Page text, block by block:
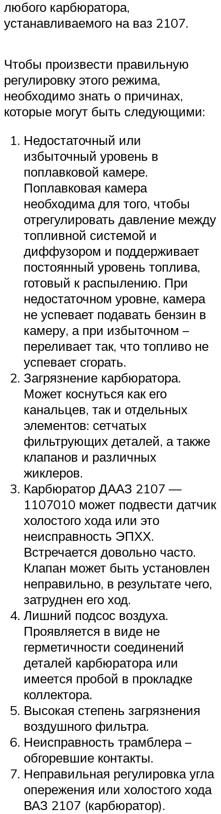
любого карбюратора,
устанавливаемого на ваз 2107.
Чтобы произвести правильную
регулировку этого режима,
необходимо знать о причинах,
которые могут быть следующими:
Недостаточный или
избыточный уровень в
поплавковой камере.
Поплавковая камера
необходима для того, чтобы
отрегулировать давление между
топливной системой и
диффузором и поддерживает
постоянный уровень топлива,
готовый к распылению. При
недостаточном уровне, камера
не успевает подавать бензин в
камеру, а при избыточном –
переливает так, что топливо не
успевает сгорать.
Загрязнение карбюратора.
Может коснуться как его
канальцев, так и отдельных
элементов: сетчатых
фильтрующих деталей, а также
клапанов и различных
жиклеров.
Карбюратор ДААЗ 2107 —
1107010 может подвести датчик
холостого хода или это
неисправность ЭПХХ.
Встречается довольно часто.
Клапан может быть установлен
неправильно, в результате чего,
затруднен его ход.
Лишний подсос воздуха.
Проявляется в виде не
герметичности соединений
деталей карбюратора или
имеется пробой в прокладке
коллектора.
Высокая степень загрязнения
воздушного фильтра.
Неисправность трамблера –
обгоревшие контакты.
Неправильная регулировка угла
опережения или холостого хода
ВАЗ 2107 (карбюратор).